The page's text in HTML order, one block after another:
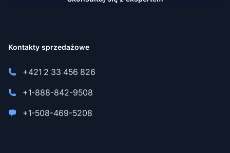
Kontakty sprzedażowe
+421 2 33 456 826
+1-888-842-9508
+1-508-469-5208